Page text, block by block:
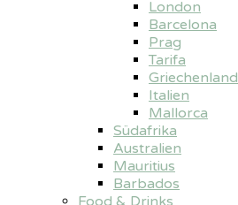
London
Barcelona
Prag
Tarifa
Griechenland
Italien
Mallorca
Südafrika
Australien
Mauritius
Barbados
Food & Drinks